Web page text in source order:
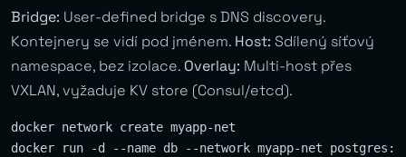
Bridge: User-defined bridge s DNS discovery.
Kontejnery se vidí pod jménem. Host: Sdílený síťový
namespace, bez izolace. Overlay: Multi-host přes
VXLAN, vyžaduje KV store (Consul/etcd).
docker network create myapp-net
docker run -d --name db --network myapp-net